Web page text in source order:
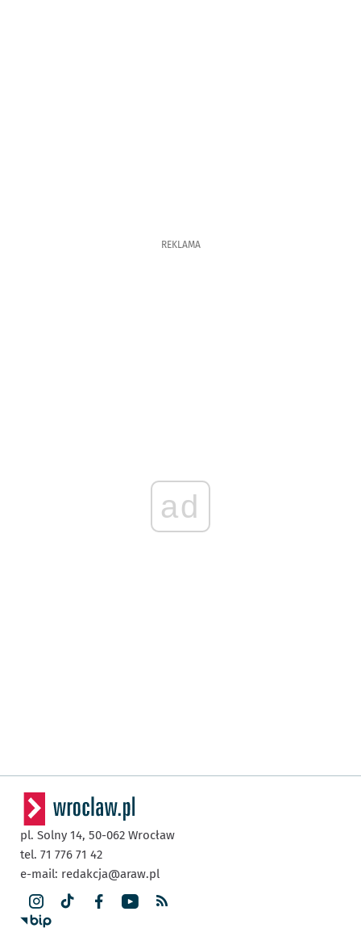
REKLAMA
ad
pl. Solny 14, 50-062 Wrocław
tel. 71 776 71 42
e-mail: redakcja@araw.pl